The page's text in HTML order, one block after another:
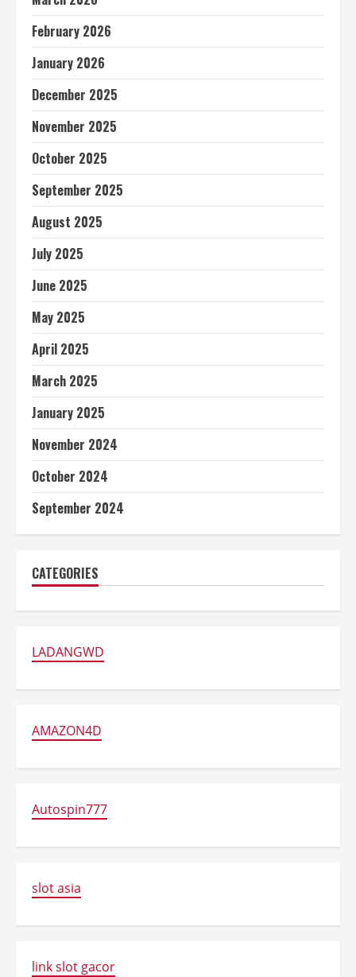
February 2026
January 2026
December 2025
November 2025
October 2025
September 2025
August 2025
July 2025
June 2025
May 2025
April 2025
March 2025
January 2025
November 2024
October 2024
September 2024
CATEGORIES
LADANGWD
AMAZON4D
Autospin777
slot asia
link slot gacor